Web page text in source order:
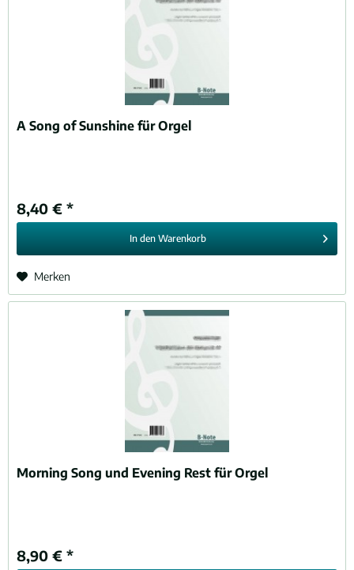
A Song of Sunshine für Orgel
8,40 € *
In den Warenkorb
Merken
Morning Song und Evening Rest für Orgel
8,90 € *